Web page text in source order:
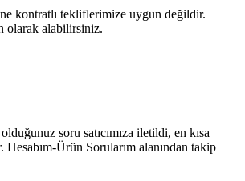
kontratlı tekliflerimize uygun değildir.
olarak alabilirsiniz.
soru satıcımıza iletildi, en kısa
Hesabım-Ürün Sorularım alanından takip